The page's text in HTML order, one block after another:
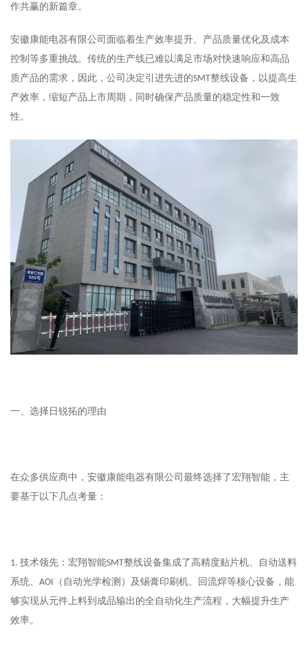
作共赢的新篇章。
安徽康能电器有限公司面临着生产效率提升、产品质量优化及成本
控制等多重挑战。传统的生产线已难以满足市场对快速响应和高品
质产品的需求，因此，公司决定引进先进的SMT整线设备，以提高生
产效率，缩短产品上市周期，同时确保产品质量的稳定性和一致
性。
一、 选择日锐拓的理由
在众多供应商中，安徽康能电器有限公司最终选择了宏翔智能，主
要基于以下几点考量：
1. 技术领先：宏翔智能SMT整线设备集成了高精度贴片机、自动送料
系统、 AOI （自动光学检测）及锡膏印刷机、
回流焊等核心设备，能
够实现从元件上料到成品输出的全自动化生产流程，大幅提升生产
效率。